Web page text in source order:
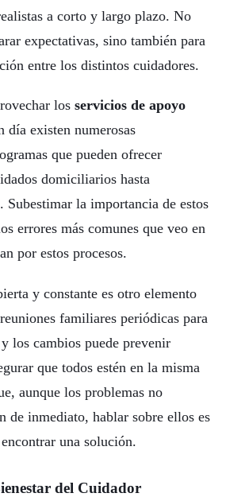
a corto y largo plazo. No
expectativas, sino también para
entre los distintos cuidadores.
los servicios de apoyo
día existen numerosas
que pueden ofrecer
domiciliarios hasta
Subestimar la importancia de estos
errores más comunes que veo en
por estos procesos.
y constante es otro elemento
familiares periódicas para
los cambios puede prevenir
que todos estén en la misma
aunque los problemas no
de inmediato, hablar sobre ellos es
una solución.
del Cuidador